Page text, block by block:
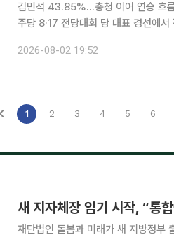
김민석 43.85%…충청 이어 연승 흐름엔
주당 8·17 전당대회 당 대표 경선에서
2일 순회경선 이틀째 일정으로 울산,
2026-08-02 19:52
1 2 3 4 5 6
새 지자체장 임기 시작, “통
재단법인 돌봄과 미래가 새 지방정부